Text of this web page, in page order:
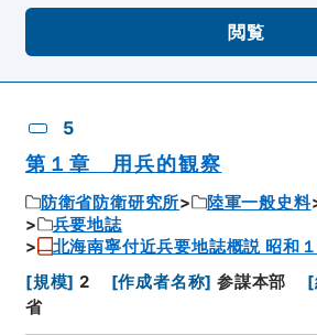
閲覧
5
第１章 用兵的観察
防衛省防衛研究所 陸軍一般史料
兵要地誌
北海南寧付近兵要地誌概説 昭和
[規模] 2 [作成者名称] 参謀本部 [
省